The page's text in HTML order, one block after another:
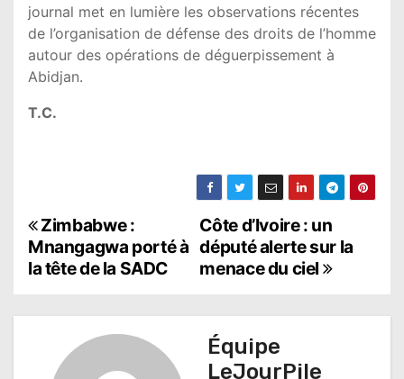
journal met en lumière les observations récentes
de l’organisation de défense des droits de l’homme
autour des opérations de déguerpissement à
Abidjan.
T.C.
N
a
Côte d’Ivoire : un
député alerte sur la
menace du ciel
Zimbabwe :
Mnangagwa porté à
la tête de la SADC
Équipe
LeJourPile